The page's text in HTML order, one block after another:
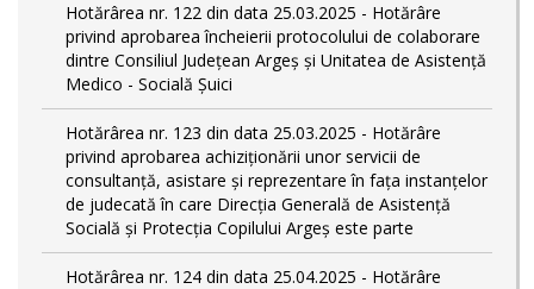
Hotărârea nr. 122 din data 25.03.2025 - Hotărâre
privind aprobarea încheierii protocolului de colaborare
dintre Consiliul Județean Argeș și Unitatea de Asistență
Medico - Socială Șuici
Hotărârea nr. 123 din data 25.03.2025 - Hotărâre
privind aprobarea achiziționării unor servicii de
consultanță, asistare și reprezentare în fața instanțelor
de judecată în care Direcția Generală de Asistență
Socială și Protecția Copilului Argeș este parte
Hotărârea nr. 124 din data 25.04.2025 - Hotărâre